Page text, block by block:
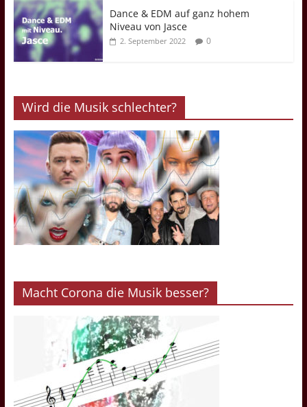
Dance & EDM auf ganz hohem
Niveau von Jasce
2. September 2022 0
Wird die Musik schlechter?
Macht Corona die Musik besser?